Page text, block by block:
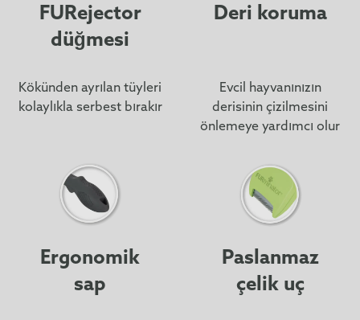
FURejector
düğmesi
Kökünden ayrılan tüyleri
kolaylıkla serbest bırakır
Deri koruma
Evcil hayvanınızın
derisinin çizilmesini
önlemeye yardımcı olur
Ergonomik
sap
Paslanmaz
çelik uç